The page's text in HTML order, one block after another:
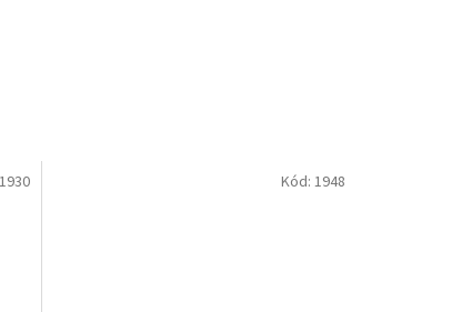
1930 Kód: 1948